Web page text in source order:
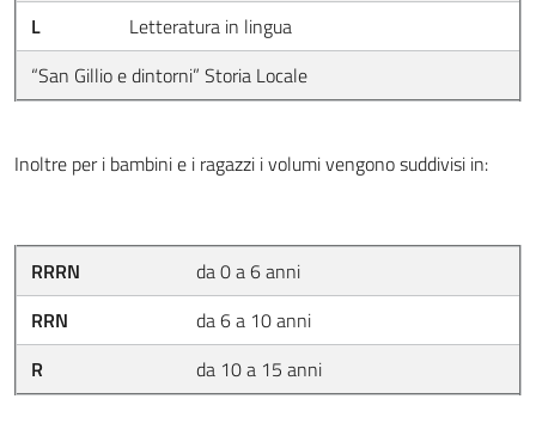
L
Letteratura in lingua
“San Gillio e dintorni” Storia Locale
Inoltre per i bambini e i ragazzi i volumi vengono suddivisi in:
RRRN
da 0 a 6 anni
RRN
da 6 a 10 anni
R
da 10 a 15 anni